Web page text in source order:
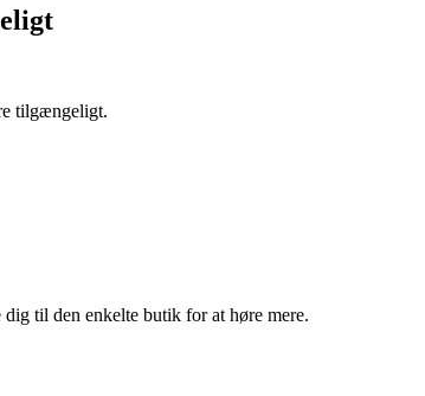
tilgængeligt.
dig til den enkelte butik for at høre mere.